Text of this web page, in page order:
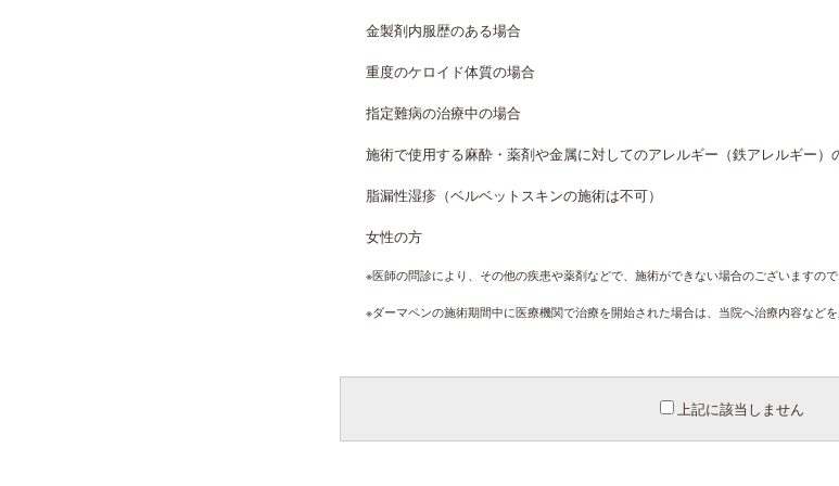
金製剤内服歴のある場合
重度のケロイド体質の場合
指定難病の治療中の場合
施術で使用する麻酔・薬剤や金属に対してのアレルギー（鉄アレルギー）
脂漏性湿疹（ベルベットスキンの施術は不可）
女性の方
※医師の問診により、その他の疾患や薬剤などで、施術ができない場合のございますので
※ダーマペンの施術期間中に医療機関で治療を開始された場合は、当院へ治療内容などを
上記に該当しません